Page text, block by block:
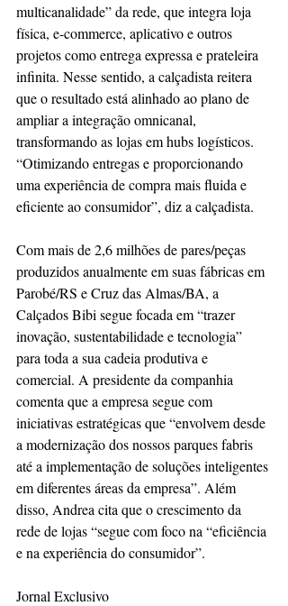
multicanalidade” da rede, que integra loja
física, e-commerce, aplicativo e outros
projetos como entrega expressa e prateleira
infinita. Nesse sentido, a calçadista reitera
que o resultado está alinhado ao plano de
ampliar a integração omnicanal,
transformando as lojas em hubs logísticos.
“Otimizando entregas e proporcionando
uma experiência de compra mais fluida e
eficiente ao consumidor”, diz a calçadista.
Com mais de 2,6 milhões de pares/peças
produzidos anualmente em suas fábricas em
Parobé/RS e Cruz das Almas/BA, a
Calçados Bibi segue focada em “trazer
inovação, sustentabilidade e tecnologia”
para toda a sua cadeia produtiva e
comercial. A presidente da companhia
comenta que a empresa segue com
iniciativas estratégicas que “envolvem desde
a modernização dos nossos parques fabris
até a implementação de soluções inteligentes
em diferentes áreas da empresa”. Além
disso, Andrea cita que o crescimento da
rede de lojas “segue com foco na “eficiência
e na experiência do consumidor”.
Jornal Exclusivo